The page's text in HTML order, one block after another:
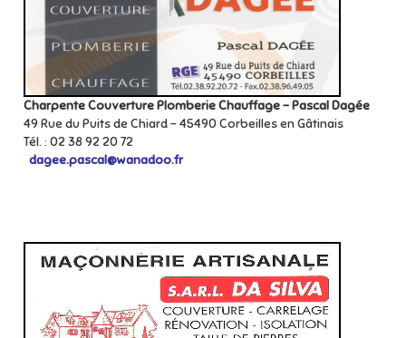
Charpente Couverture Plomberie Chauffage – Pascal Dagée
49 Rue du Puits de Chiard – 45490 Corbeilles en Gâtinais
Tél. : 02 38 92 20 72
dagee.pascal@wanadoo.fr